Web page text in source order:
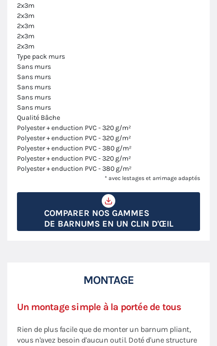
2x3m
2x3m
2x3m
2x3m
2x3m
Type pack murs
Sans murs
Sans murs
Sans murs
Sans murs
Sans murs
Qualité Bâche
Polyester + enduction PVC - 320 g/m²
Polyester + enduction PVC - 320 g/m²
Polyester + enduction PVC - 380 g/m²
Polyester + enduction PVC - 320 g/m²
Polyester + enduction PVC - 380 g/m²
* avec lestages et arrimage adaptés
COMPARER NOS GAMMES
DE BARNUMS EN UN CLIN D'ŒIL
MONTAGE
Un montage simple à la portée de tous
Rien de plus facile que de monter un barnum pliant,
vous n'avez besoin d'aucun outil. Doté d'une structure